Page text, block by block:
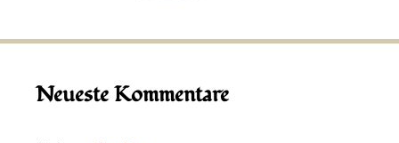
Neueste Kommentare